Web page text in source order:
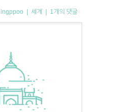
ingppoo | 세계 | 1개의 댓글